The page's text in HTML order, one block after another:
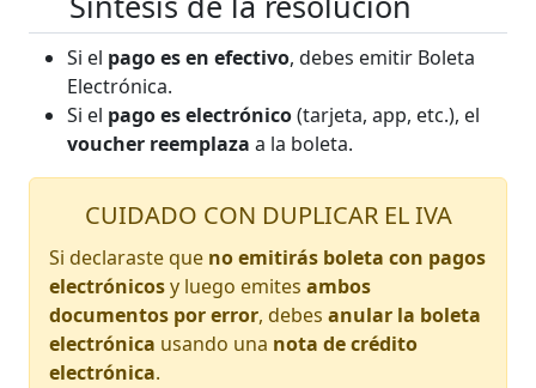
Si el pago es en efectivo, debes emitir Boleta
Electrónica.
Si el pago es electrónico(tarjeta, app, etc.), el
voucher reemplaza a la boleta.
CUIDADO CON DUPLICAR EL IVA
Si declaraste que no emitirás boleta con pagos
electrónicosy luego emites ambos
documentos por error, debes anular la boleta
electrónica usando una nota de crédito
electrónica.